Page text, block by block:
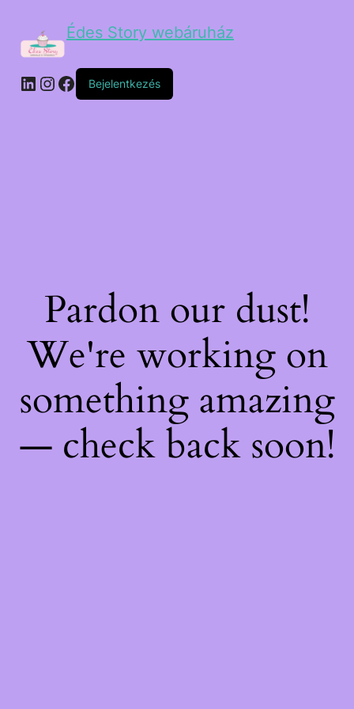
Édes Story webáruház
Bejelentkezés
Pardon our dust!
We're working on
something amazing
— check back soon!